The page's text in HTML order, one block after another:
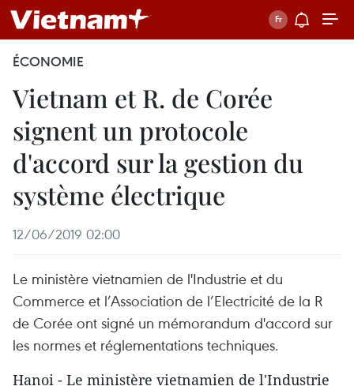
ÉCONOMIE
Vietnam et R. de Corée
signent un protocole
d'accord sur la gestion du
système électrique
12/06/2019 02:00
Le ministère vietnamien de l'Industrie et du
Commerce et l’Association de l’Electricité de la R
de Corée ont signé un mémorandum d'accord sur
les normes et réglementations techniques.
Hanoi - Le ministère vietnamien de l'Industrie